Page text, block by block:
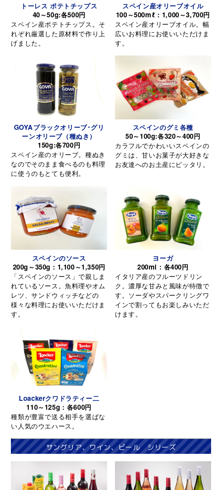
トーレス ポテトチップス
40～50g:各500円
スペイン産ポテトチップス。そ
れぞれ厳選した原材料で作り上
げました。
スペイン産オリーブオイル
100～500mℓ：1,000～3,700円
スペイン産オリーブオイル。幅
広いお料理にお使いいただけま
す。
GOYAブラックオリーブ･グリ
ーンオリーブ（種ぬき）
150g:各700円
スペイン産のオリーブ。種ぬき
なのでそのまま食べるのも料理
に使うのもとても便利。
スペインのグミ各種
50～100g:各320～400円
カラフルでかわいいスペインの
グミは、甘いお菓子が大好きな
お友達へのお土産にピッタリ。
スペインのソース
200g～350g：1,100～1,350円
「スペインのソース」で親しま
れているソース。魚料理やオム
レツ、サンドウィッチなどの
様々な料理にお使いいただけま
す。
ヨーガ
200ml：各400円
イタリア産のフルーツドリン
ク。濃厚な甘みと風味が特徴で
す。ソーダやスパークリングワ
インで割ってもお楽しみいただ
けます。
Loackerクワドラティー二
110～125g：各600円
種類が豊富で送る相手を選ばな
い人気のウエハース。
サングリア、ワイン、ビール シリーズ